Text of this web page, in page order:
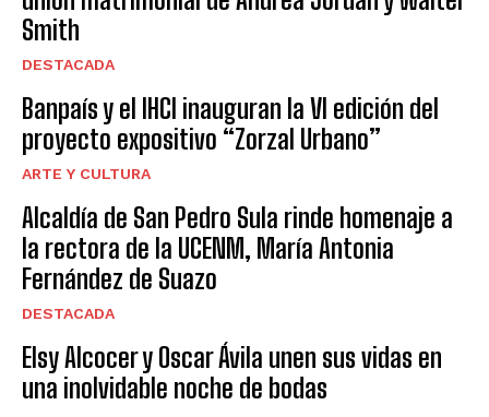
Smith
DESTACADA
Banpaís y el IHCI inauguran la VI edición del
proyecto expositivo “Zorzal Urbano”
ARTE Y CULTURA
Alcaldía de San Pedro Sula rinde homenaje a
la rectora de la UCENM, María Antonia
Fernández de Suazo
DESTACADA
Elsy Alcocer y Oscar Ávila unen sus vidas en
una inolvidable noche de bodas